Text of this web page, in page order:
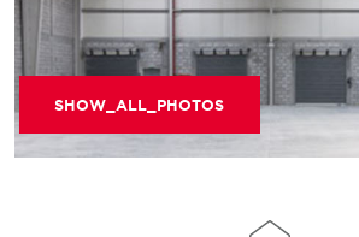
SHOW_ALL_PHOTOS